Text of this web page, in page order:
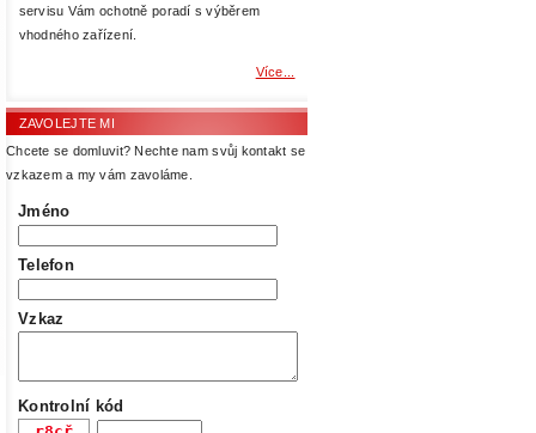
servisu Vám ochotně poradí s výběrem
vhodného zařízení.
Více...
ZAVOLEJTE MI
Chcete se domluvit? Nechte nam svůj kontakt se
vzkazem a my vám zavoláme.
Jméno
Telefon
Vzkaz
Kontrolní kód